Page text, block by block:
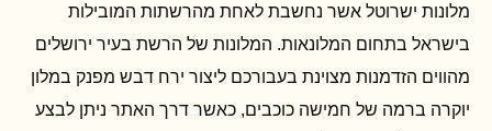
מלונות ישרוטל אשר נחשבת לאחת מהרשתות המובילות
בישראל בתחום המלונאות. המלונות של הרשת בעיר ירושלים
מהווים הזדמנות מצוינת בעבורכם ליצור ירח דבש מפנק במלון
יוקרה ברמה של חמישה כוכבים, כאשר דרך האתר ניתן לבצע